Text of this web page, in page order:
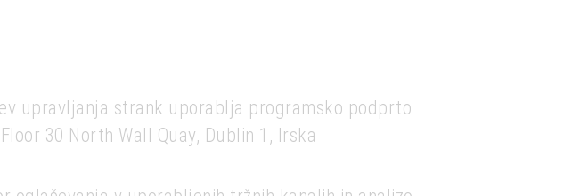
upravljanja strank uporablja programsko podprto
30 North Wall Quay, Dublin 1, Irska